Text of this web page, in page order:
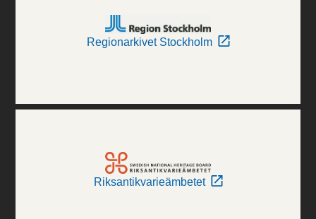
Regionarkivet Stockholm
Riksantikvarieämbetet